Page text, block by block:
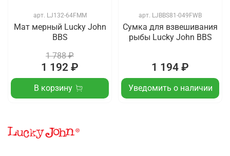
арт. LJ132-64FMM
Мат мерный Lucky John
BBS
1 788 ₽
1 192 ₽
В корзину
арт. LJBBS81-049FWB
Сумка для взвешивания
рыбы Lucky John BBS
1 194 ₽
Уведомить о наличии